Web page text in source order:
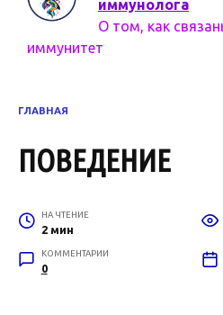
иммунолога
О том, как
иммунитет
ГЛАВНАЯ
ПОВЕДЕНИЕ
НА ЧТЕНИЕ
2 мин
КОММЕНТАРИИ
0